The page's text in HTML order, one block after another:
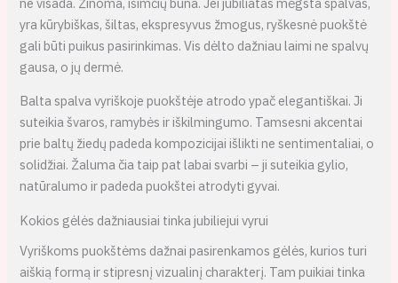
yra kūrybiškas, šiltas, ekspresyvus žmogus, ryškesnė puokštė
gali būti puikus pasirinkimas. Vis dėlto dažniau laimi ne spalvų
gausa, o jų dermė.
Balta spalva vyriškoje puokštėje atrodo ypač elegantiškai. Ji
suteikia švaros, ramybės ir iškilmingumo. Tamsesni akcentai
prie baltų žiedų padeda kompozicijai išlikti ne sentimentaliai, o
solidžiai. Žaluma čia taip pat labai svarbi – ji suteikia gylio,
natūralumo ir padeda puokštei atrodyti gyvai.
Kokios gėlės dažniausiai tinka jubiliejui vyrui
Vyriškoms puokštėms dažnai pasirenkamos gėlės, kurios turi
aiškią formą ir stipresnį vizualinį charakterį. Tam puikiai tinka